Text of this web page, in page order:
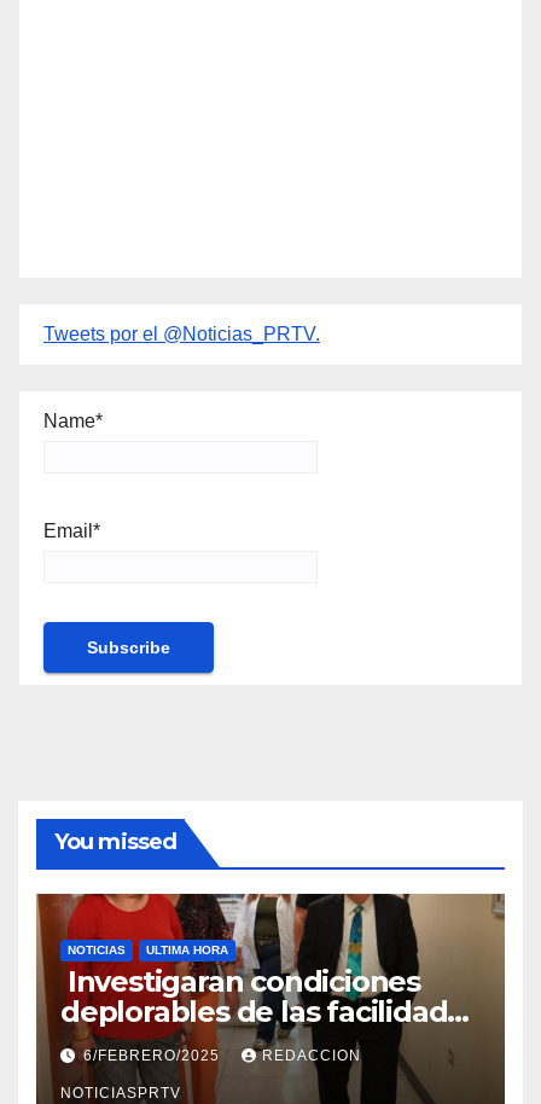
Tweets por el @Noticias_PRTV.
Name*
Email*
You missed
NOTICIAS ULTIMA HORA
Investigaran condiciones
deplorables de las facilidades
el Departamento de la Salud
en Mayagüez
6/FEBRERO/2025 REDACCION
NOTICIASPRTV